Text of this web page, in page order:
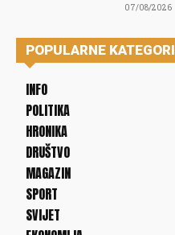
07/08/2026
POPULARNE
INFO
POLITIKA
HRONIKA
DRUŠTVO
MAGAZIN
SPORT
SVIJET